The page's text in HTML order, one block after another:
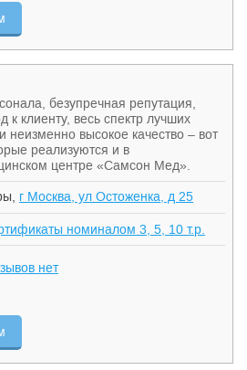
безупречная репутация,
к клиенту, весь спектр лучших
неизменно высокое качество – вот
реализуются и в
центре «Самсон Мед».
г Москва, ул Остоженка, д 25
номиналом 3, 5, 10 т.р.
нет